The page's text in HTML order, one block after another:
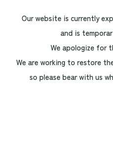
Our website is currently
and is
We apologize for
We are working to restore
so please bear with us